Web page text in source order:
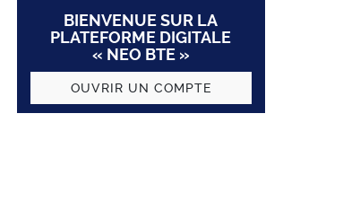
BIENVENUE SUR LA
PLATEFORME DIGITALE
« NEO BTE »
OUVRIR UN COMPTE